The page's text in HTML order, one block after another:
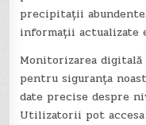
precipitații
informații
Monitorizarea
pentru siguranța
date precise despre
Utilizatorii pot